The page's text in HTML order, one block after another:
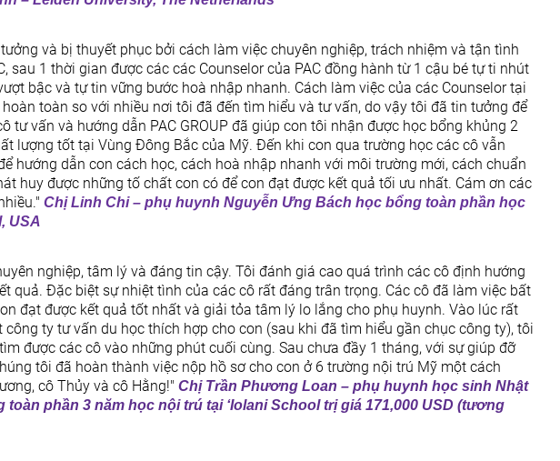
và bị thuyết phục bởi cách làm việc chuyên nghiệp, trách nhiệm và tận tình
sau 1 thời gian được các các Counselor của PAC đồng hành từ 1 cậu bé tự ti nhút
bậc và tự tin vững bước hoà nhập nhanh. Cách làm việc của các Counselor tại
hoàn toàn so với nhiều nơi tôi đã đến tìm hiểu và tư vấn, do vậy tôi đã tin tưởng để
tư vấn và hướng dẫn PAC GROUP đã giúp con tôi nhận được học bổng khủng 2
lượng tốt tại Vùng Đông Bắc của Mỹ. Đến khi con qua trường học các cô vẫn
hướng dẫn con cách học, cách hoà nhập nhanh với môi trường mới, cách chuẩn
huy được những tố chất con có để con đạt được kết quả tối ưu nhất. Cám ơn các
Chị Linh Chi – phụ huynh Nguyễn Ưng Bách học bổng toàn phần học
USA
nghiệp, tâm lý và đáng tin cậy. Tôi đánh giá cao quá trình các cô định hướng
quả. Đặc biệt sự nhiệt tình của các cô rất đáng trân trọng. Các cô đã làm việc bất
đạt được kết quả tốt nhất và giải tỏa tâm lý lo lắng cho phụ huynh. Vào lúc rất
ty tư vấn du học thích hợp cho con (sau khi đã tìm hiểu gần chục công ty), tôi
được các cô vào những phút cuối cùng. Sau chưa đầy 1 tháng, với sự giúp đỡ
tôi đã hoàn thành việc nộp hồ sơ cho con ở 6 trường nội trú Mỹ một cách
cô Thủy và cô Hằng!" Chị Trần Phương Loan – phụ huynh học sinh Nhật
phần 3 năm học nội trú tại ‘Iolani School trị giá 171,000 USD (tương